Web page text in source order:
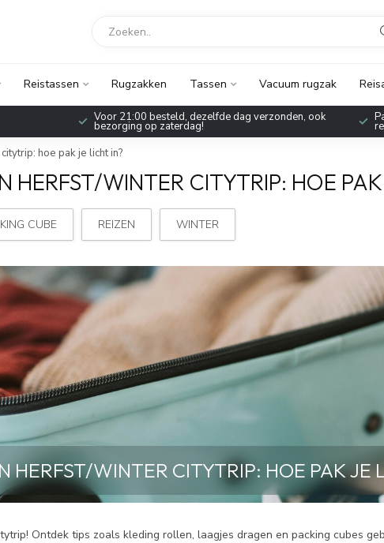
Reistassen Rugzakken Tassen Vacuum rugzak
Voor 21:00 besteld, dezelfde dag verzonden, ook
bezorging op zaterdag!
hoe pak je licht in?
HERFST/WINTER CITYTRIP: HOE
CUBE REIZEN WINTER
HERFST/WINTER CITYTRIP: HOE PAK JE
Ontdek tips zoals kleding rollen, laagjes dragen en packing cubes